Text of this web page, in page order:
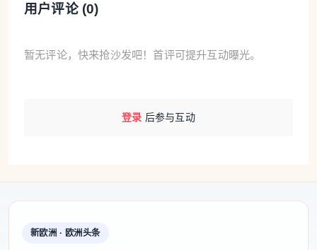
用户评论 (0)
暂无评论，快来抢沙发吧！首评可提升互动曝光。
登录 后参与互动
新欧洲 · 欧洲头条